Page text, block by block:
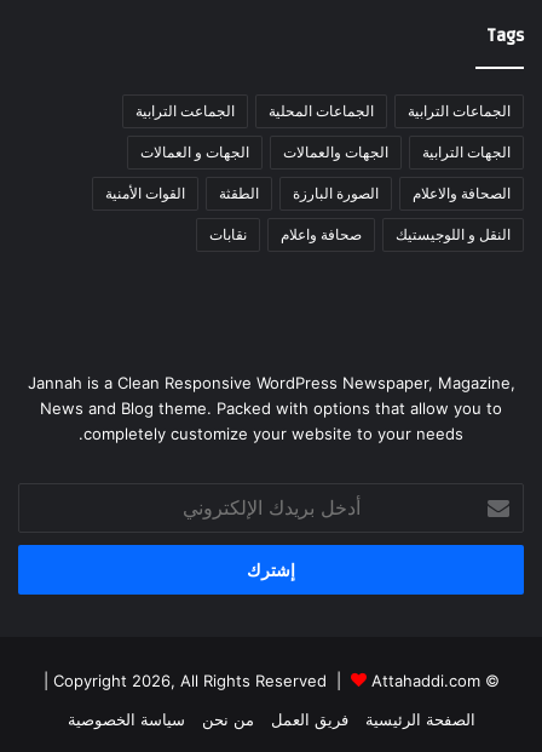
Tags
الجماعات الترابية الجماعات المحلية الجماعت الترابية
الجهات الترابية الجهات والعمالات الجهات و العمالات
الصحافة والاعلام الصورة البارزة الطقثة القوات الأمنية
النقل و اللوجيستيك صحافة واعلام نقابات
Jannah is a Clean Responsive WordPress Newspaper, Magazine,
News and Blog theme. Packed with options that allow you to
completely customize your website to your needs.
بريدك
الإلكتروني
© Copyright 2026, All Rights Reserved |
Attahaddi.com
الصفحة الرئيسية
فريق العمل من نحن سياسة الخصوصية